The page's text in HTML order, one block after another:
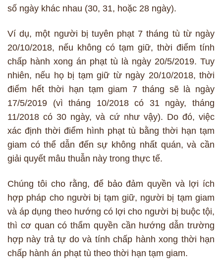
số ngày khác nhau (30, 31, hoặc 28 ngày).
Ví dụ, một người bị tuyên phạt 7 tháng tù từ ngày
20/10/2018, nếu không có tạm giữ, thời điểm tính
chấp hành xong án phạt tù là ngày 20/5/2019. Tuy
nhiên, nếu họ bị tạm giữ từ ngày 20/10/2018, thời
điểm hết thời hạn tạm giam 7 tháng sẽ là ngày
17/5/2019 (vì tháng 10/2018 có 31 ngày, tháng
11/2018 có 30 ngày, và cứ như vậy). Do đó, việc
xác định thời điểm hình phạt tù bằng thời hạn tạm
giam có thể dẫn đến sự không nhất quán, và cần
giải quyết mâu thuẫn này trong thực tế.
Chúng tôi cho rằng, để bảo đảm quyền và lợi ích
hợp pháp cho người bị tạm giữ, người bị tạm giam
và áp dụng theo hướng có lợi cho người bị buộc tội,
thì cơ quan có thẩm quyền cần hướng dẫn trường
hợp này trả tự do và tính chấp hành xong thời hạn
chấp hành án phạt tù theo thời hạn tạm giam.